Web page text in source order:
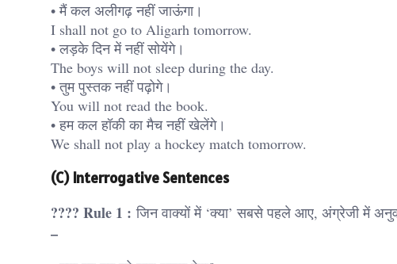
• मैं कल अलीगढ़ नहीं जाऊंगा।
I shall not go to Aligarh tomorrow.
• लड़के दिन में नहीं सोयेंगे।
The boys will not sleep during the day.
• तुम पुस्तक नहीं पढ़ोगे।
You will not read the book.
• हम कल हॉकी का मैच नहीं खेलेंगे।
We shall not play a hockey match tomorrow.
(C) Interrogative Sentences
???? Rule 1 : जिन वाक्यों में ‘क्या’ सबसे पहले आए, अंग्रेजी में
–